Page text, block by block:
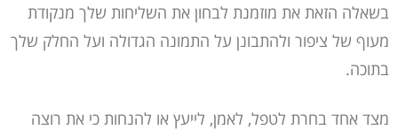
בשאלה הזאת את מוזמנת לבחון את השליחות שלך מנקודת
מעוף של ציפור ולהתבונן על התמונה הגדולה ועל החלק שלך
בתוכה.
מצד אחד בחרת לטפל, לאמן, לייעץ או להנחות כי את רוצה